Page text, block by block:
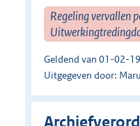
Regeling vervallen
Geldend van 01-02-
Uitgegeven door: